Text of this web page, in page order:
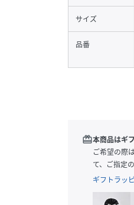
サイズ
品番
redeem本商品はギ
ご希望の際
て、ご指定
ギフトラッ